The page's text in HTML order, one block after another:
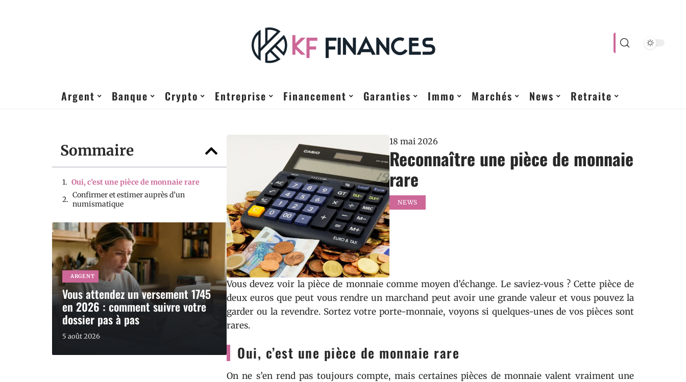
Argent Banque Crypto Entreprise Financement Garanties Immo Marchés News Retraite
Sommaire
Oui, c’est une pièce de monnaie rare
Confirmer et estimer auprès d’un
numismatique
ARGENT
Vous attendez un versement 1745
en 2026 : comment suivre votre
dossier pas à pas
5 août 2026
18 mai 2026
Reconnaître une pièce de monnaie
rare
NEWS
Vous devez voir la pièce de monnaie comme moyen d’échange. Le saviez-vous ? Cette pièce de
deux euros que peut vous rendre un marchand peut avoir une grande valeur et vous pouvez la
garder ou la revendre. Sortez votre porte-monnaie, voyons si quelques-unes de vos pièces sont
rares.
Oui, c’est une pièce de monnaie rare
On ne s’en rend pas toujours compte, mais certaines pièces de monnaie valent vraiment une